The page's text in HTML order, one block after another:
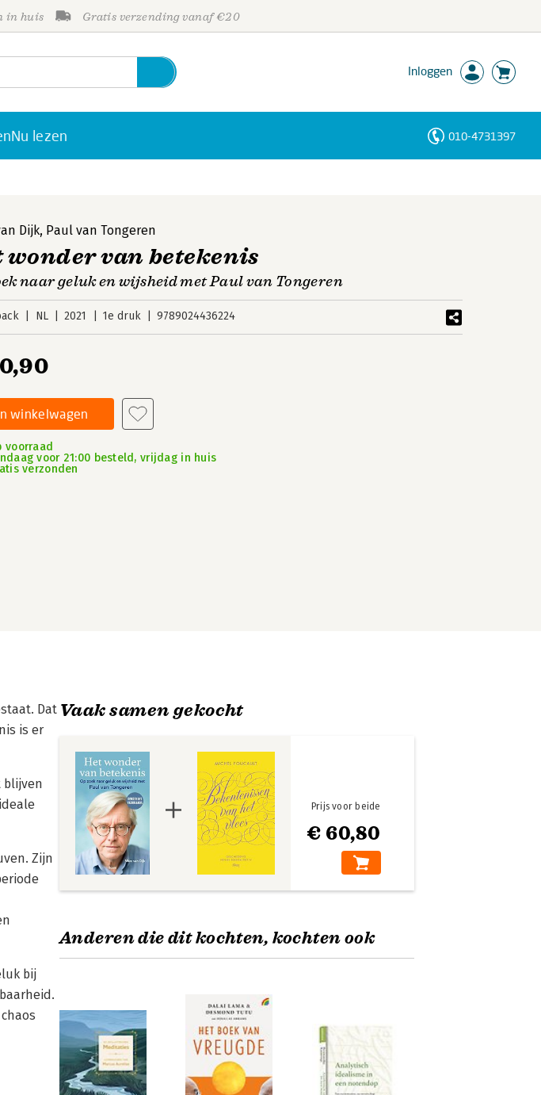
in huis Gratis verzending vanaf €20
Inloggen
Nu lezen 010-4731397
Dijk, Paul van Tongeren
wonder van betekenis
naar geluk en wijsheid met Paul van Tongeren
NL 2021 1e druk 9789024436224
winkelwagen
voorraad
voor 21:00 besteld, vrijdag in huis
verzonden
Dat
is er
blijven
Zijn
bij
Vaak samen gekocht
€ 60,80
Prijs voor beide
Anderen die dit kochten, kochten ook
Personen